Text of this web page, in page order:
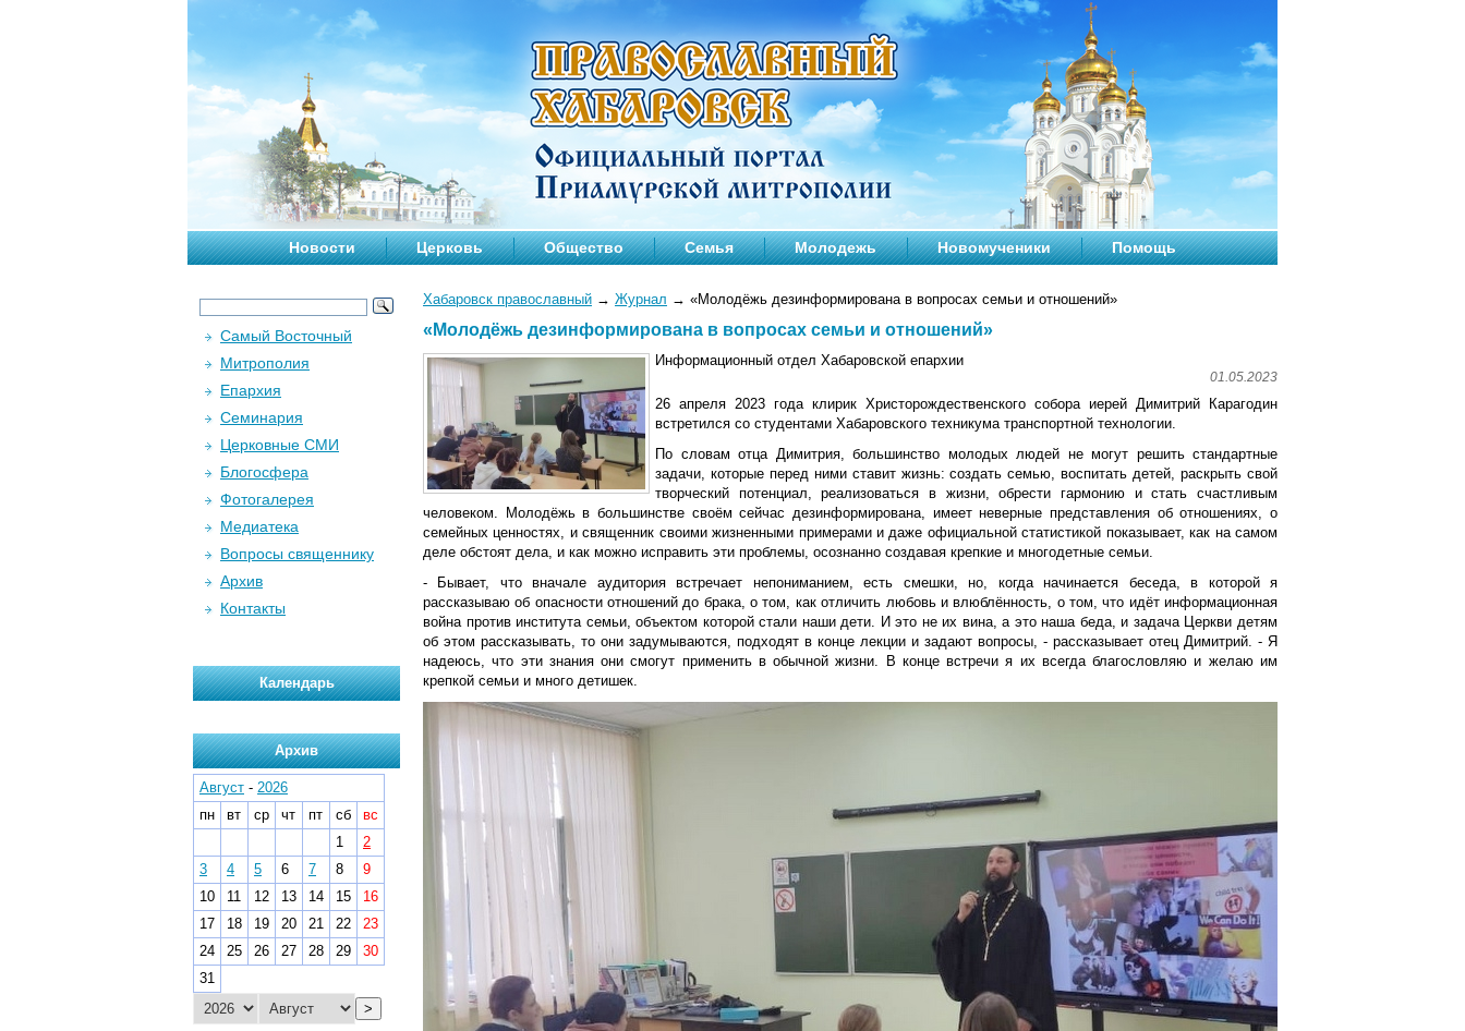
Новости Церковь Общество Семья Молодежь Новомученики Помощь
Хабаровск православный → Журнал → «Молодёжь дезинформирована в вопросах семьи и отношений»
«Молодёжь дезинформирована в вопросах семьи и отношений»
Информационный отдел Хабаровской епархии
01.05.2023
26 апреля 2023 года клирик Христорождественского собора иерей Димитрий Карагодин
встретился со студентами Хабаровского техникума транспортной технологии.
По словам отца Димитрия, большинство молодых людей не могут решить стандартные
задачи, которые перед ними ставит жизнь: создать семью, воспитать детей, раскрыть свой
творческий потенциал, реализоваться в жизни, обрести гармонию и стать счастливым
человеком. Молодёжь в большинстве своём сейчас дезинформирована, имеет неверные представления об отношениях, о
семейных ценностях, и священник своими жизненными примерами и даже официальной статистикой показывает, как на самом
деле обстоят дела, и как можно исправить эти проблемы, осознанно создавая крепкие и многодетные семьи.
- Бывает, что вначале аудитория встречает непониманием, есть смешки, но, когда начинается беседа, в которой я
рассказываю об опасности отношений до брака, о том, как отличить любовь и влюблённость, о том, что идёт информационная
война против института семьи, объектом которой стали наши дети. И это не их вина, а это наша беда, и задача Церкви детям
об этом рассказывать, то они задумываются, подходят в конце лекции и задают вопросы, - рассказывает отец Димитрий. - Я
надеюсь, что эти знания они смогут применить в обычной жизни. В конце встречи я их всегда благословляю и желаю им
крепкой семьи и много детишек.
Самый Восточный
Митрополия
Епархия
Семинария
Церковные СМИ
Блогосфера
Фотогалерея
Медиатека
Вопросы священнику
Архив
Контакты
Календарь
Архив
Август - 2026
пн
вт ср чт пт сб
вс
1
2
3
4 5 6 7 8
9
10
11 12 13 14 15
16
17
18 19 20 21 22
23
24
25 26 27 28 29
30
31
>